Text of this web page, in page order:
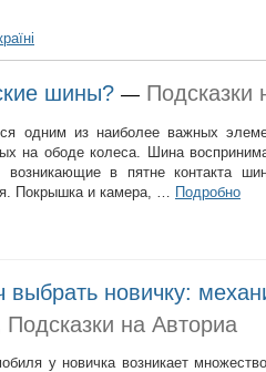
шины? — Подсказки
одним из наиболее важных
на ободе колеса. Шина
в пятне контакта
Покрышка и камера, …
Подробно
выбрать новичку:
Подсказки на Авториа
у новичка возникает